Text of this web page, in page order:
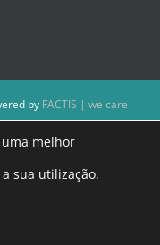
by FACTIS | we care
publicar conteúdos que
são da inteira
melhor
sua utilização.